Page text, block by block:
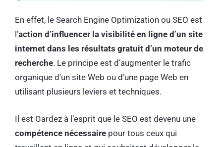
En effet, le Search Engine Optimization ou SEO est
l’action d’influencer la visibilité en ligne d’un site
internet dans les résultats gratuit d’un moteur de
recherche. Le principe est d’augmenter le trafic
organique d’un site Web ou d’une page Web en
utilisant plusieurs leviers et techniques.
Il est Gardez à l’esprit que le SEO est devenu une
compétence nécessaire pour tous ceux qui